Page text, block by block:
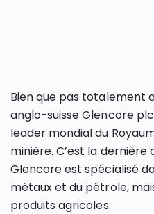
Bien que pas totalement
anglo-suisse Glencore
leader mondial du
minière. C’est la
Glencore est spécialisé
métaux et du pétrole,
produits agricoles.